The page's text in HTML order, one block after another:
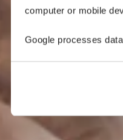
computer or mobile
Google processes